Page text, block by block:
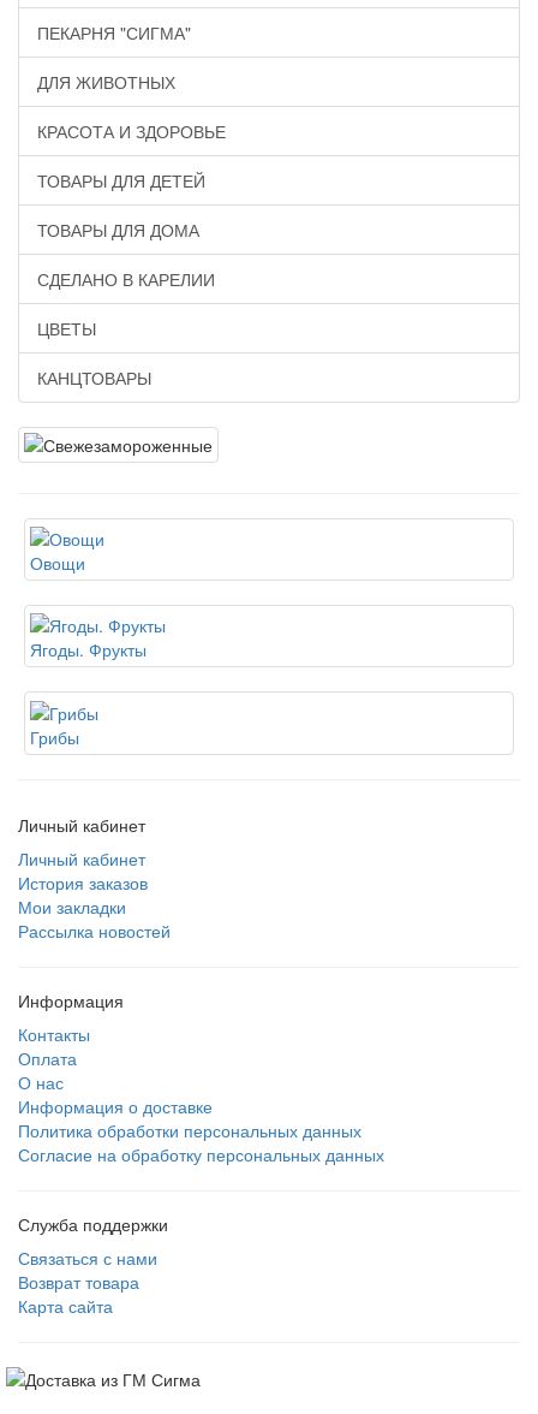
ПЕКАРНЯ "СИГМА"
ДЛЯ ЖИВОТНЫХ
КРАСОТА И ЗДОРОВЬЕ
ТОВАРЫ ДЛЯ ДЕТЕЙ
ТОВАРЫ ДЛЯ ДОМА
СДЕЛАНО В КАРЕЛИИ
ЦВЕТЫ
КАНЦТОВАРЫ
Овощи
Ягоды. Фрукты
Грибы
Личный кабинет
Личный кабинет
История заказов
Мои закладки
Рассылка новостей
Информация
Контакты
Оплата
О нас
Информация о доставке
Политика обработки персональных данных
Согласие на обработку персональных данных
Служба поддержки
Связаться с нами
Возврат товара
Карта сайта